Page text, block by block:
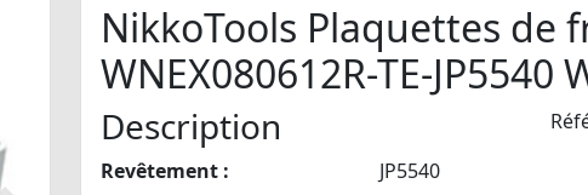
NikkoTools Plaquettes de
WNEX080612R-TE-JP5540
Description
Revêtement :
JP5540